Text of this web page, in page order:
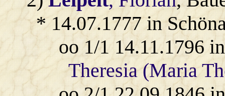
* 14.07.1777 in
oo 1/1 14.11.1796
Theresia (Maria